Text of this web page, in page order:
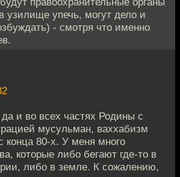
узилище упечь, могут дело и
- смотря что именно
и во всех частях Родины с
мусульман, ваххабизм
конца 80-х. У меня много
которые либо бегают где-то в
либо в земле. К сожалению,